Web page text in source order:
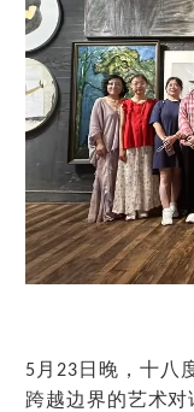
5 月 23 日晚，十八
跨越边界的艺术